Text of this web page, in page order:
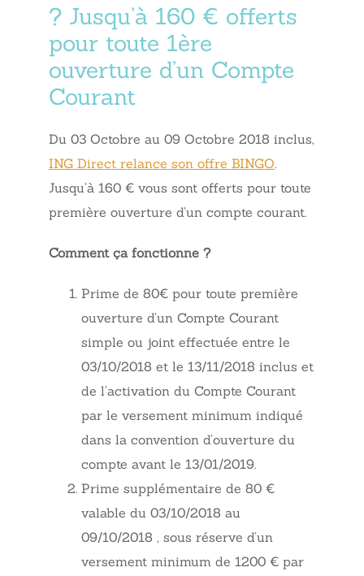
? Jusqu’à 160 € offerts
pour toute 1ère
ouverture d’un Compte
Courant
Du 03 Octobre au 09 Octobre 2018 inclus,
ING Direct relance son offre BINGO.
Jusqu’à 160 € vous sont offerts pour toute
première ouverture d’un compte courant.
Comment ça fonctionne ?
Prime de 80€ pour toute première
ouverture d’un Compte Courant
simple ou joint effectuée entre le
03/10/2018 et le 13/11/2018 inclus et
de l’activation du Compte Courant
par le versement minimum indiqué
dans la convention d’ouverture du
compte avant le 13/01/2019.
Prime supplémentaire de 80 €
valable du 03/10/2018 au
09/10/2018 , sous réserve d’un
versement minimum de 1200 € par